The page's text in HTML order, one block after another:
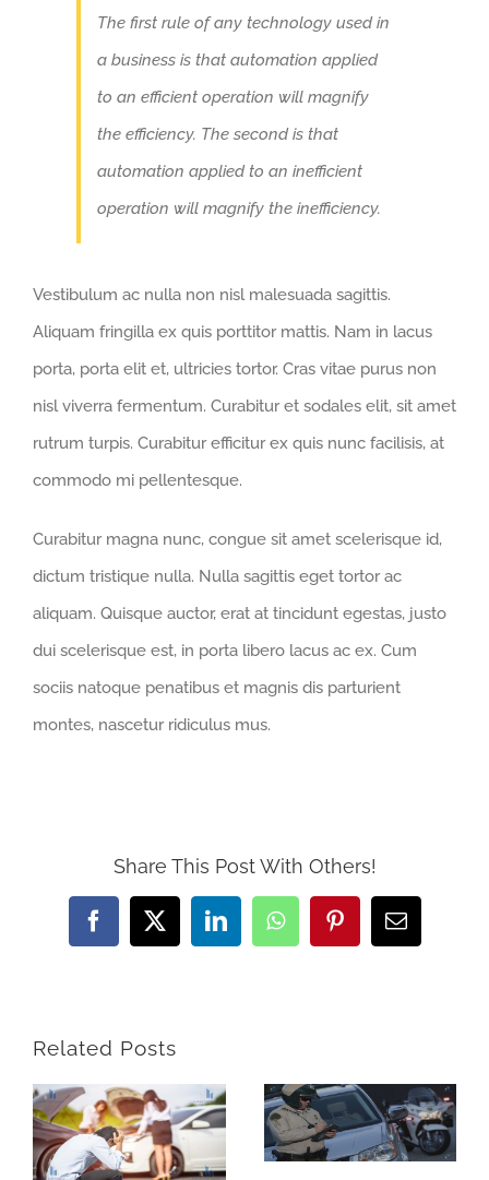
The first rule of any technology used in
a business is that automation applied
to an efficient operation will magnify
the efficiency. The second is that
automation applied to an inefficient
operation will magnify the inefficiency.
Vestibulum ac nulla non nisl malesuada sagittis.
Aliquam fringilla ex quis porttitor mattis. Nam in lacus
porta, porta elit et, ultricies tortor. Cras vitae purus non
nisl viverra fermentum. Curabitur et sodales elit, sit amet
rutrum turpis. Curabitur efficitur ex quis nunc facilisis, at
commodo mi pellentesque.
Curabitur magna nunc, congue sit amet scelerisque id,
dictum tristique nulla. Nulla sagittis eget tortor ac
aliquam. Quisque auctor, erat at tincidunt egestas, justo
dui scelerisque est, in porta libero lacus ac ex. Cum
sociis natoque penatibus et magnis dis parturient
montes, nascetur ridiculus mus.
Share This Post With Others!
Facebook
X LinkedInWhatsAppPinterestEmail
Related Posts